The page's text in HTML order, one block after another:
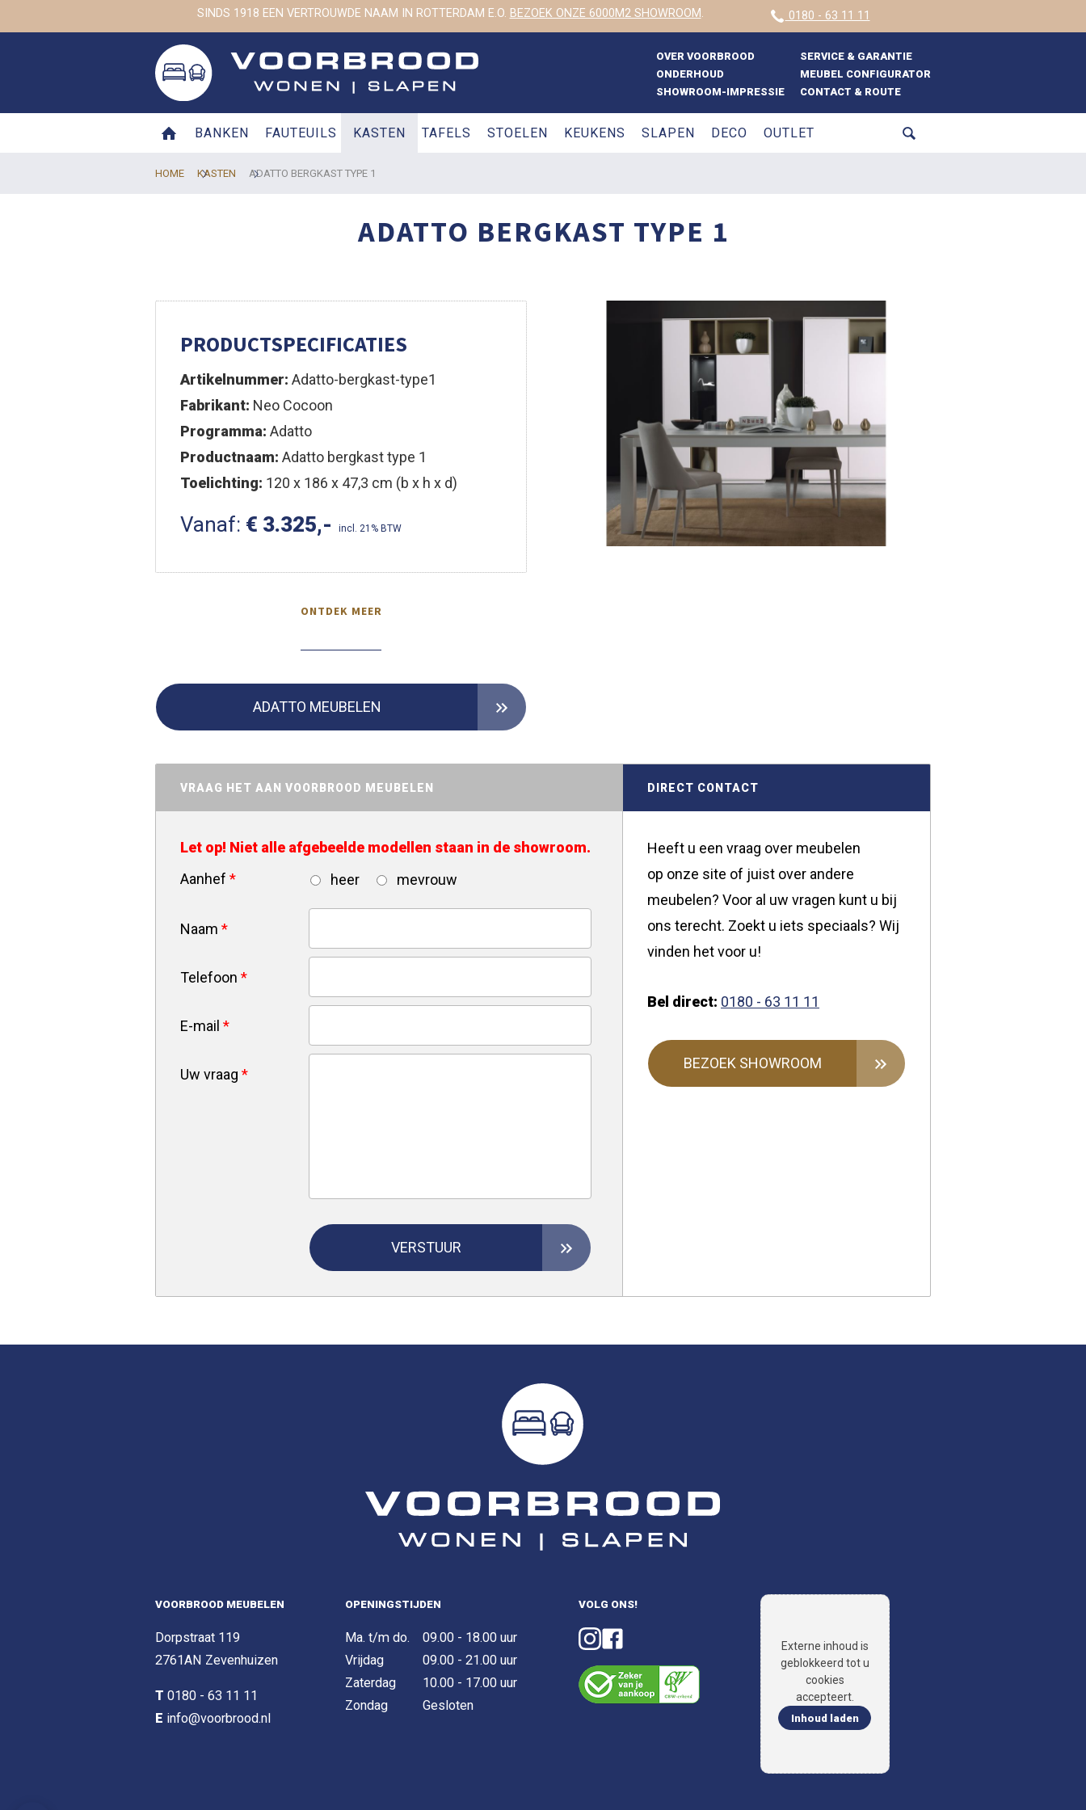
SINDS 1918 EEN VERTROUWDE NAAM IN ROTTERDAM E.O. BEZOEK ONZE 6000M2 SHOWROOM. 0180 - 63 11 11
OVER VOORBROOD
SERVICE & GARANTIE
ONDERHOUD
MEUBEL CONFIGURATOR
SHOWROOM-IMPRESSIE
CONTACT & ROUTE
BANKEN FAUTEUILS KASTEN TAFELS STOELEN KEUKENS SLAPEN DECO OUTLET
HOME KASTEN ADATTO BERGKAST TYPE 1
ADATTO BERGKAST TYPE 1
PRODUCTSPECIFICATIES
Artikelnummer: Adatto-bergkast-type1
Fabrikant: Neo Cocoon
Programma: Adatto
Productnaam: Adatto bergkast type 1
Toelichting: 120 x 186 x 47,3 cm (b x h x d)
Vanaf: € 3.325,- incl. 21% BTW
ONTDEK MEER
ADATTO MEUBELEN
VRAAG HET AAN VOORBROOD MEUBELEN
Let op! Niet alle afgebeelde modellen staan in de showroom.
Aanhef * heer mevrouw
Naam *
Telefoon *
E-mail *
Uw vraag *
VERSTUUR
DIRECT CONTACT
Heeft u een vraag over meubelen
op onze site of juist over andere
meubelen? Voor al uw vragen kunt u bij
ons terecht. Zoekt u iets speciaals? Wij
vinden het voor u!
Bel direct: 0180 - 63 11 11
BEZOEK SHOWROOM
VOORBROOD MEUBELEN
Dorpstraat 119
2761AN Zevenhuizen
T 0180 - 63 11 11
E info@voorbrood.nl
OPENINGSTIJDEN
Ma. t/m do.
09.00 - 18.00 uur
Vrijdag
09.00 - 21.00 uur
Zaterdag
10.00 - 17.00 uur
Zondag
Gesloten
VOLG ONS!
Externe inhoud is
geblokkeerd tot u
cookies
accepteert.
Inhoud laden